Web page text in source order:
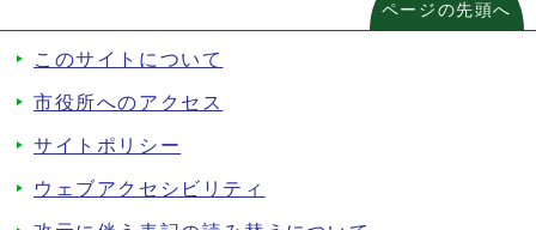
ページの先頭へ
このサイトについて
市役所へのアクセス
サイトポリシー
ウェブアクセシビリティ